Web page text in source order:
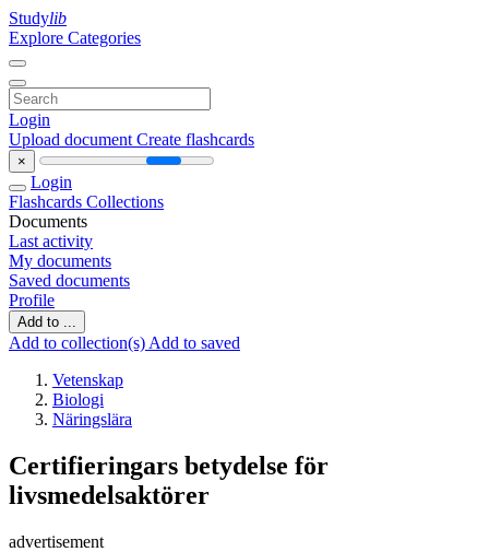
Studylib
Explore Categories
Login
Upload document Create flashcards
×
Login
Flashcards Collections
Documents
Last activity
My documents
Saved documents
Profile
Add to ...
Add to collection(s) Add to saved
Vetenskap
Biologi
Näringslära
Certifieringars betydelse för
livsmedelsaktörer
advertisement